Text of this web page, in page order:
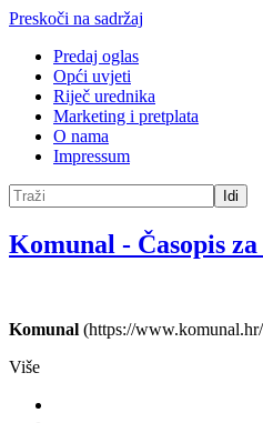
Preskoči na sadržaj
Predaj oglas
Opći uvjeti
Riječ urednika
Marketing i pretplata
O nama
Impressum
Idi
Komunal - Časopis
Komunal (https://
Više